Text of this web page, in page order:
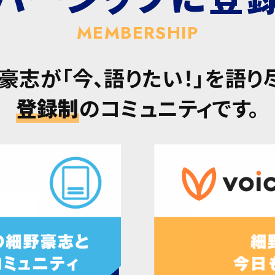
MEMBERSHIP
志が「今、語りたい！」を語り
登録制のコミュニティです。